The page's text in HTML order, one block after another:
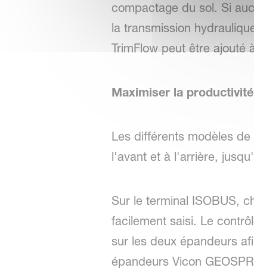
compactage du sol. Si
la transmission
TrimFlow peut être
Maximiser la productivité
Les différents modèles
l'avant et à l'arrière,
Sur le terminal ISOBUS,
facilement saisi. Le
sur les deux épandeurs
épandeurs Vicon